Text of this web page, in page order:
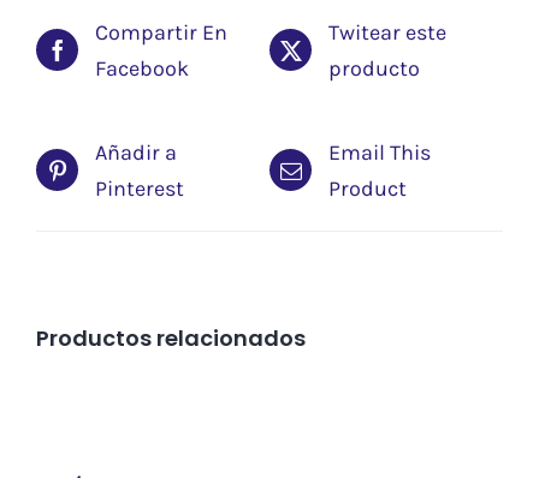
Compartir En
Facebook
Twitear este
producto
Añadir a
Pinterest
Email This
Product
Productos relacionados